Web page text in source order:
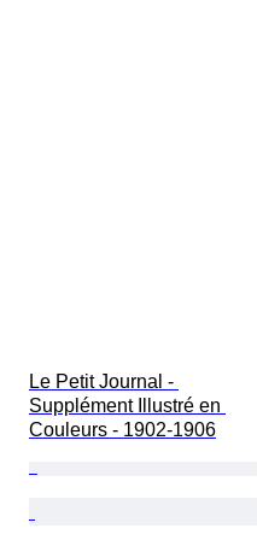
Le Petit Journal -
Supplément Illustré en
Couleurs - 1902-1906